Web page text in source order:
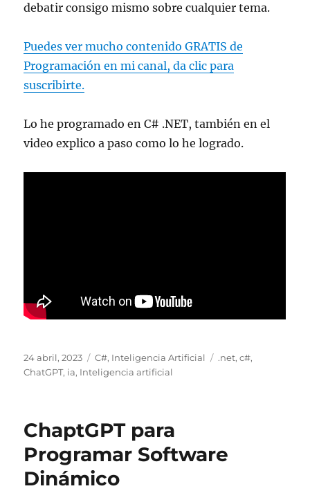
debatir consigo mismo sobre cualquier tema.
Puedes ver mucho contenido GRATIS de
Programación en mi canal, da clic para
suscribirte.
Lo he programado en C# .NET, también en el
video explico a paso como lo he logrado.
Publicado
el
24 abril, 2023 Categorías
C#, Inteligencia Artificial Etiquetas
.net,c#,
ChatGPT, ia, Inteligencia artificial
ChaptGPT para
Programar Software
Dinámico